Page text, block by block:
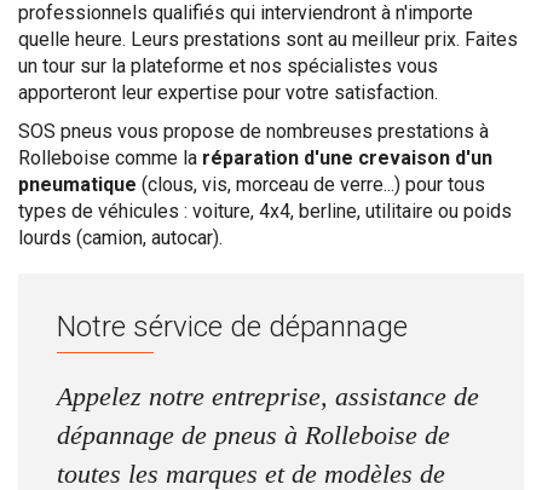
professionnels qualifiés qui interviendront à n'importe
quelle heure. Leurs prestations sont au meilleur prix. Faites
un tour sur la plateforme et nos spécialistes vous
apporteront leur expertise pour votre satisfaction.
SOS pneus vous propose de nombreuses prestations à
Rolleboise comme la réparation d'une crevaison d'un
pneumatique (clous, vis, morceau de verre...) pour tous
types de véhicules : voiture, 4x4, berline, utilitaire ou poids
lourds (camion, autocar).
Notre sérvice de dépannage
Appelez notre entreprise, assistance de
dépannage de pneus à Rolleboise de
toutes les marques et de modèles de